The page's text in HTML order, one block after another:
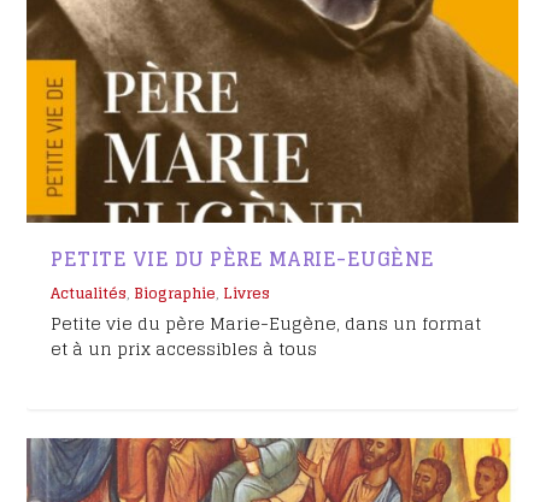
PETITE VIE DU PÈRE MARIE-EUGÈNE
Actualités, Biographie, Livres
Petite vie du père Marie-Eugène, dans un format
et à un prix accessibles à tous